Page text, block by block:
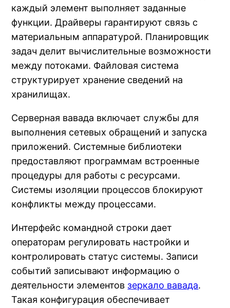
каждый элемент выполняет заданные
функции. Драйверы гарантируют связь с
материальным аппаратурой. Планировщик
задач делит вычислительные возможности
между потоками. Файловая система
структурирует хранение сведений на
хранилищах.
Серверная вавада включает службы для
выполнения сетевых обращений и запуска
приложений. Системные библиотеки
предоставляют программам встроенные
процедуры для работы с ресурсами.
Системы изоляции процессов блокируют
конфликты между процессами.
Интерфейс командной строки дает
операторам регулировать настройки и
контролировать статус системы. Записи
событий записывают информацию о
деятельности элементов зеркало вавада.
Такая конфигурация обеспечивает